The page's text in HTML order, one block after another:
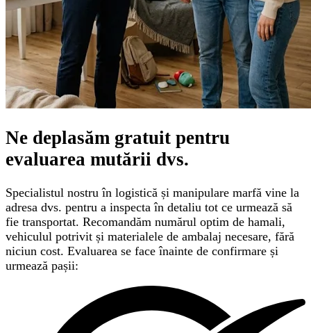
Ne deplasăm gratuit pentru
evaluarea mutării dvs.
Specialistul nostru în logistică și manipulare marfă vine la
adresa dvs. pentru a inspecta în detaliu tot ce urmează să
fie transportat. Recomandăm numărul optim de hamali,
vehiculul potrivit și materialele de ambalaj necesare, fără
niciun cost. Evaluarea se face înainte de confirmare și
urmează pașii: